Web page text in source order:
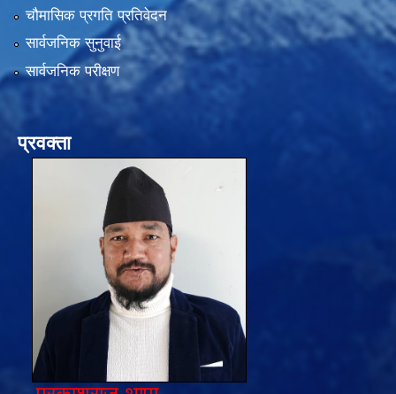
चौमासिक प्रगति प्रतिवेदन
सार्वजनिक सुनुवाई
सार्वजनिक परीक्षण
प्रवक्ता